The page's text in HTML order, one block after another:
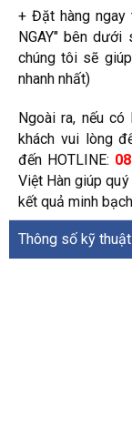
+ Đặt hàng ngay
NGAY" bên
chúng tôi sẽ
nhanh nhất)
Ngoài ra, nếu
khách vui lòng
đến HOTLINE:
Việt Hàn giúp
kết quả minh
Thông số kỹ thuật